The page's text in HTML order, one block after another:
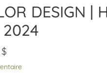
DESIGN |
$